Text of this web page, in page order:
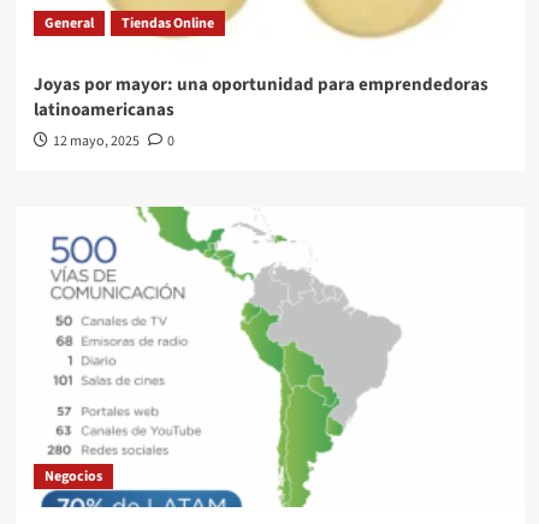
General Tiendas Online
Joyas por mayor: una oportunidad para emprendedoras
latinoamericanas
12 mayo, 2025 0
Negocios